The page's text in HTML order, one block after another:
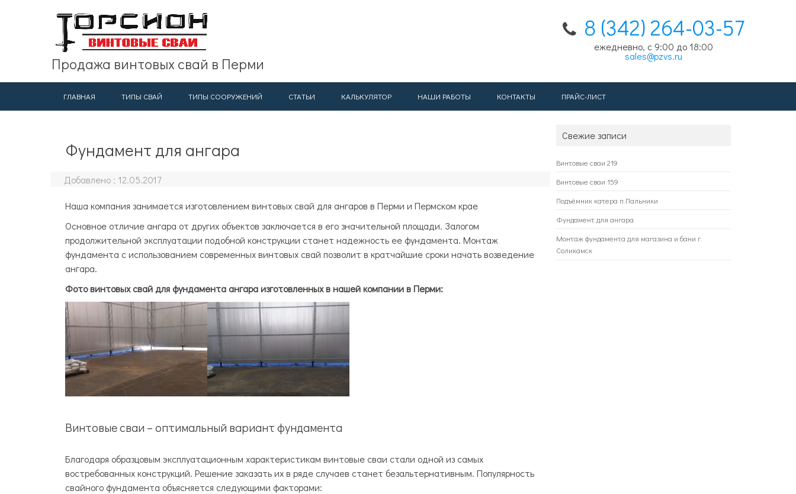
Продажа винтовых свай в Перми
8 (342) 264-03-57
ежедневно, с 9:00 до 18:00
sales@pzvs.ru
ГЛАВНАЯ ТИПЫ СВАЙ ТИПЫ СООРУЖЕНИЙ СТАТЬИ КАЛЬКУЛЯТОР НАШИ РАБОТЫ КОНТАКТЫ ПРАЙС-ЛИСТ
Фундамент для ангара
Добавлено : 12.05.2017
Наша компания занимается изготовлением винтовых свай для ангаров в Перми и Пермском крае
Основное отличие ангара от других объектов заключается в его значительной площади. Залогом
продолжительной эксплуатации подобной конструкции станет надежность ее фундамента. Монтаж
фундамента с использованием современных винтовых свай позволит в кратчайшие сроки начать возведение
ангара.
Фото винтовых свай для фундамента ангара изготовленных в нашей компании в Перми:
Винтовые сваи – оптимальный вариант фундамента
Благодаря образцовым эксплуатационным характеристикам винтовые сваи стали одной из самых
востребованных конструкций. Решение заказать их в ряде случаев станет безальтернативным. Популярность
свайного фундамента объясняется следующими факторами:
Свежие записи
Винтовые сваи 219
Винтовые сваи 159
Подъёмник катера п.Пальники
Фундамент для ангара
Монтаж фундамента для магазина и бани г.
Соликамск